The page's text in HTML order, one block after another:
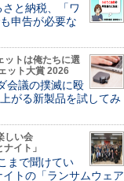
さと納税、「ワ
申告が必要な
ットは俺たちに選
ット大賞 2026
会議の撲滅に殴
がる新製品を試してみ
しい会
イト」
まで聞けてい
トの「ランサムウェア